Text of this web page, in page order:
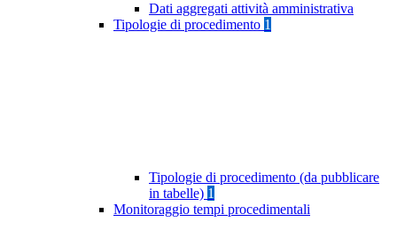
Dati aggregati attività amministrativa
Tipologie di procedimento 1
Tipologie di procedimento (da pubblicare
in tabelle) 1
Monitoraggio tempi procedimentali